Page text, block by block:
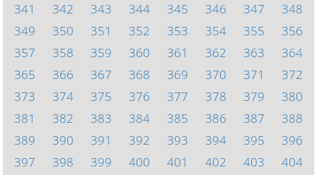
341
342 343 344 345 346 347
348
349
350 351 352 353 354 355
356
357
358 359 360 361 362 363
364
365
366 367 368 369 370 371
372
373
374 375 376 377 378 379
380
381
382 383 384 385 386 387
388
389
390 391 392 393 394 395
396
397
398 399 400 401 402 403
404